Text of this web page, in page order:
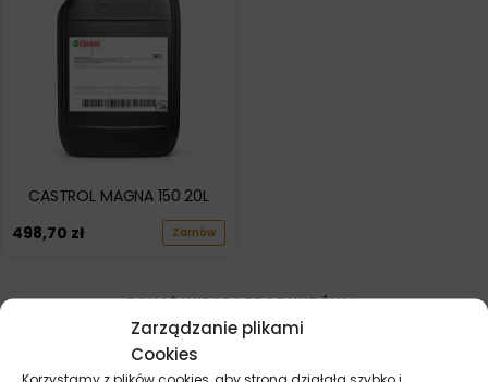
Zarządzanie plikami
Cookies
Korzystamy z plików cookies, aby strona działała szybko i
CASTROL MAGNA 150 20L
498,70 zł Zamów
POKAŻ WIĘCEJ PRODUKTÓW